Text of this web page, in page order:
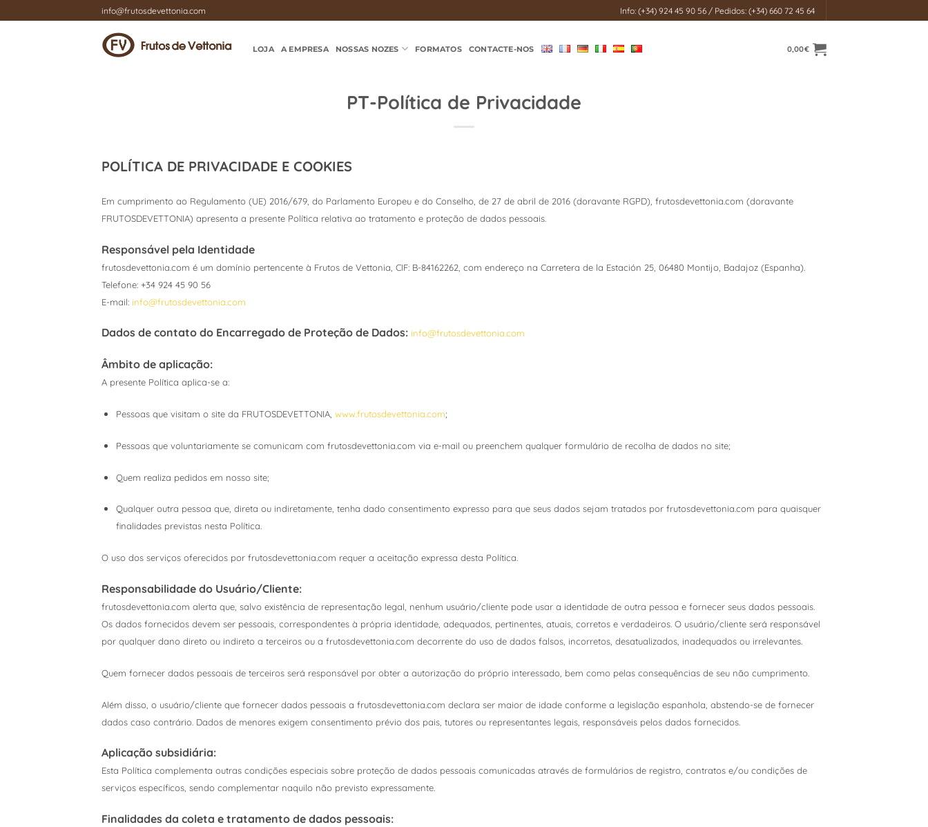
to
info@frutosdevettonia.com Info: (+34) 924 45 90 56 / Pedidos: (+34) 660 72 45 64
LOJA A EMPRESA NOSSAS NOZES FORMATOS CONTACTE-NOS 0,00€
PT-Política de Privacidade
POLÍTICA DE PRIVACIDADE E COOKIES
Em cumprimento ao Regulamento (UE) 2016/679, do Parlamento Europeu e do Conselho, de 27 de abril de 2016 (doravante RGPD), frutosdevettonia.com (doravante
FRUTOSDEVETTONIA) apresenta a presente Política relativa ao tratamento e proteção de dados pessoais.
Responsável pela Identidade
frutosdevettonia.com é um domínio pertencente à Frutos de Vettonia, CIF: B-84162262, com endereço na Carretera de la Estación 25, 06480 Montijo, Badajoz (Espanha).
Telefone: +34 924 45 90 56
E-mail: info@frutosdevettonia.com
Dados de contato do Encarregado de Proteção de Dados: info@frutosdevettonia.com
Âmbito de aplicação:
A presente Política aplica-se a:
Pessoas que visitam o site da FRUTOSDEVETTONIA, www.frutosdevettonia.com;
Pessoas que voluntariamente se comunicam com frutosdevettonia.com via e-mail ou preenchem qualquer formulário de recolha de dados no site;
Quem realiza pedidos em nosso site;
Qualquer outra pessoa que, direta ou indiretamente, tenha dado consentimento expresso para que seus dados sejam tratados por frutosdevettonia.com para quaisquer
finalidades previstas nesta Política.
O uso dos serviços oferecidos por frutosdevettonia.com requer a aceitação expressa desta Política.
Responsabilidade do Usuário/Cliente:
frutosdevettonia.com alerta que, salvo existência de representação legal, nenhum usuário/cliente pode usar a identidade de outra pessoa e fornecer seus dados pessoais.
Os dados fornecidos devem ser pessoais, correspondentes à própria identidade, adequados, pertinentes, atuais, corretos e verdadeiros. O usuário/cliente será responsável
por qualquer dano direto ou indireto a terceiros ou a frutosdevettonia.com decorrente do uso de dados falsos, incorretos, desatualizados, inadequados ou irrelevantes.
Quem fornecer dados pessoais de terceiros será responsável por obter a autorização do próprio interessado, bem como pelas consequências de seu não cumprimento.
Além disso, o usuário/cliente que fornecer dados pessoais a frutosdevettonia.com declara ser maior de idade conforme a legislação espanhola, abstendo-se de fornecer
dados caso contrário. Dados de menores exigem consentimento prévio dos pais, tutores ou representantes legais, responsáveis pelos dados fornecidos.
Aplicação subsidiária:
Esta Política complementa outras condições especiais sobre proteção de dados pessoais comunicadas através de formulários de registro, contratos e/ou condições de
serviços específicos, sendo complementar naquilo não previsto expressamente.
Finalidades da coleta e tratamento de dados pessoais: